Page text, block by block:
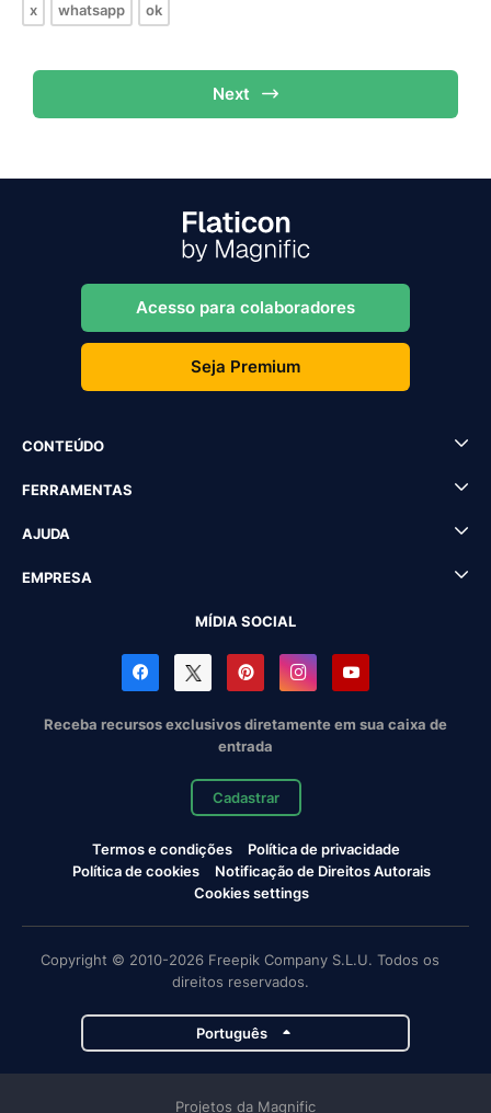
x whatsapp ok
Next
Acesso para colaboradores
Seja Premium
CONTEÚDO
FERRAMENTAS
AJUDA
EMPRESA
MÍDIA SOCIAL
Receba recursos exclusivos diretamente em sua caixa de
entrada
Cadastrar
Termos e condições
Política de privacidade
Política de cookies
Notificação de Direitos Autorais
Cookies settings
Copyright © 2010-2026 Freepik Company S.L.U. Todos os
direitos reservados.
Português
Projetos da Magnific